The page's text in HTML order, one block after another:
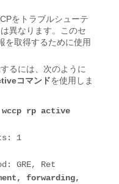
をトラブルシューテ
異なります。このセ
を取得するために使用
るには、次のように
コマンドを使用しま
rp active
GRE, Ret
forwarding,